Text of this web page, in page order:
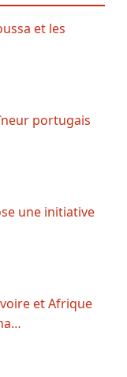
et les
portugais
une initiative
et Afrique